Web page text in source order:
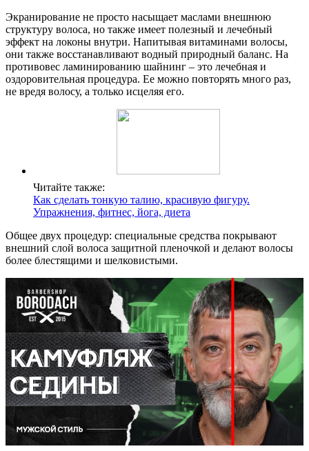
Экранирование не просто насыщает маслами внешнюю
структуру волоса, но также имеет полезный и лечебный
эффект на локоны внутри. Напитывая витаминами волосы,
они также восстанавливают водный природный баланс. На
противовес ламинированию шайнинг – это лечебная и
оздоровительная процедура. Ее можно повторять много раз,
не вредя волосу, а только исцеляя его.
Читайте также:
Как сделать тонкую талию, красивую фигуру.
Упражнения, фитнес, йога, диета
Общее двух процедур: специальные средства покрывают
внешний слой волоса защитной пленочкой и делают волосы
более блестящими и шелковистыми.